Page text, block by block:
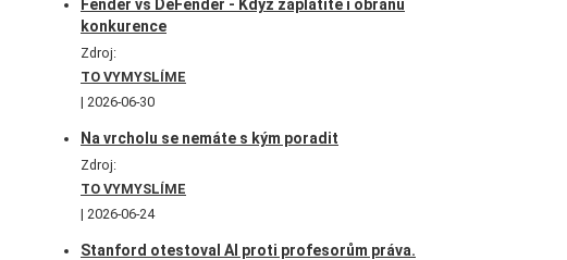
Fender vs DeFender - Když zaplatíte i obranu
konkurence
Zdroj:
TO VYMYSLÍME
2026-06-30
Na vrcholu se nemáte s kým poradit
Zdroj:
TO VYMYSLÍME
2026-06-24
Stanford otestoval AI proti profesorům práva.